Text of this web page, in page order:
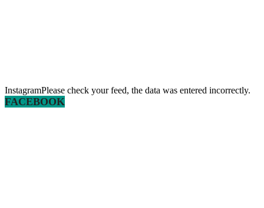
InstagramPlease check your feed, the data was entered incorrectly.
FACEBOOK